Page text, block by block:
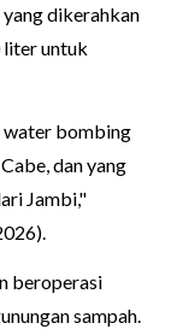
dikerahkan
liter untuk
water bombing
dan yang
Jambi,"
beroperasi
sampah.